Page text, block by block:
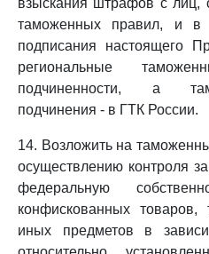
взыскания штрафов с
таможенных правил, и
подписания настоящего
региональные
подчиненности, а
подчинения - в ГТК России.
14. Возложить на
осуществлению контроля
федеральную
конфискованных товаров,
иных предметов в